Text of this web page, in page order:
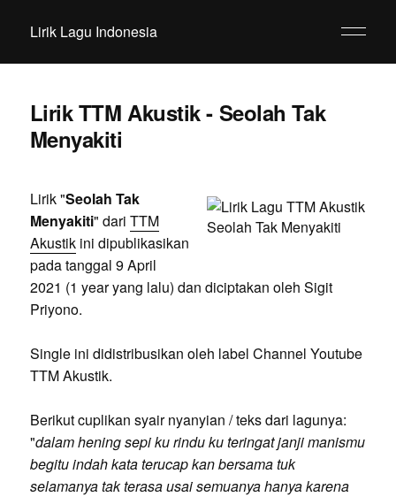
Lirik Lagu Indonesia
Lirik TTM Akustik - Seolah Tak
Menyakiti
Lirik "Seolah Tak
Menyakiti" dari TTM
Akustikini dipublikasikan
pada tanggal 9 April
2021 (1 year yang lalu) dan diciptakan oleh Sigit
Priyono.
Single ini didistribusikan oleh label Channel Youtube
TTM Akustik.
Berikut cuplikan syair nyanyian / teks dari lagunya:
"dalam hening sepi ku rindu ku teringat janji manismu
begitu indah kata terucap kan bersama tuk
selamanya tak terasa usai semuanya hanya karena